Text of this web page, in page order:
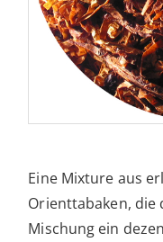
Eine Mixture aus
Orienttabaken,
Mischung ein